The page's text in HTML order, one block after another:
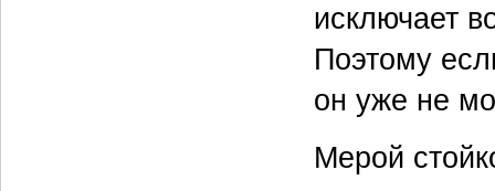
исключает
Поэтому
он уже не
Мерой